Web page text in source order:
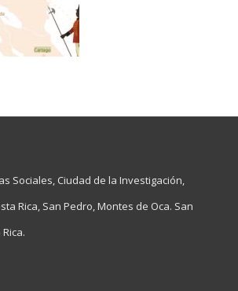
Sociales, Ciudad de la Investigación,
Rica, San Pedro, Montes de Oca. San